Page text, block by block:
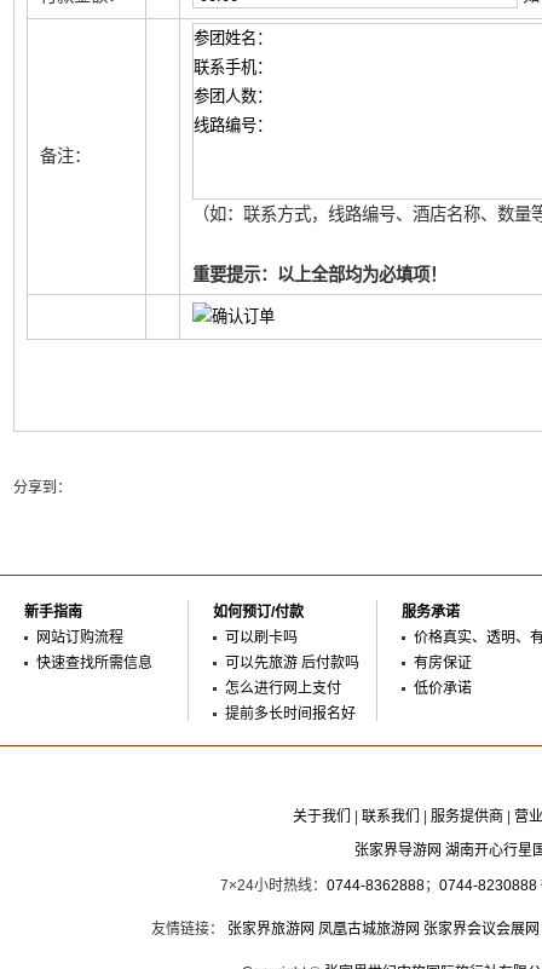
备注：
（如：联系方式，线路编号、酒店名称、数量
重要提示：以上全部均为必填项！
分享到：
新手指南
网站订购流程
快速查找所需信息
如何预订/付款
可以刷卡吗
可以先旅游 后付款吗
怎么进行网上支付
提前多长时间报名好
服务承诺
价格真实、透明、
有房保证
低价承诺
关于我们 联系我们 服务提供商
营
张家界导游网 湖南开心行星
7×24小时热线： 0744-8362888； 0744-8230888
友情链接： 张家界旅游网 凤凰古城旅游网 张家界会议会展网